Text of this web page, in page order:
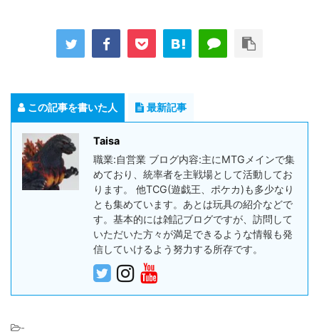
この記事を書いた人 最新記事
Taisa
職業:自営業 ブログ内容:主にMTGメインで集
めており、統率者を主戦場として活動してお
ります。 他TCG(遊戯王、ポケカ)も多少なり
とも集めています。あとは玩具の紹介などで
す。基本的には雑記ブログですが、訪問して
いただいた方々が満足できるような情報も発
信していけるよう努力する所存です。
-